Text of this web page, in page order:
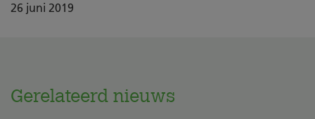
26 juni 2019
Gerelateerd nieuws